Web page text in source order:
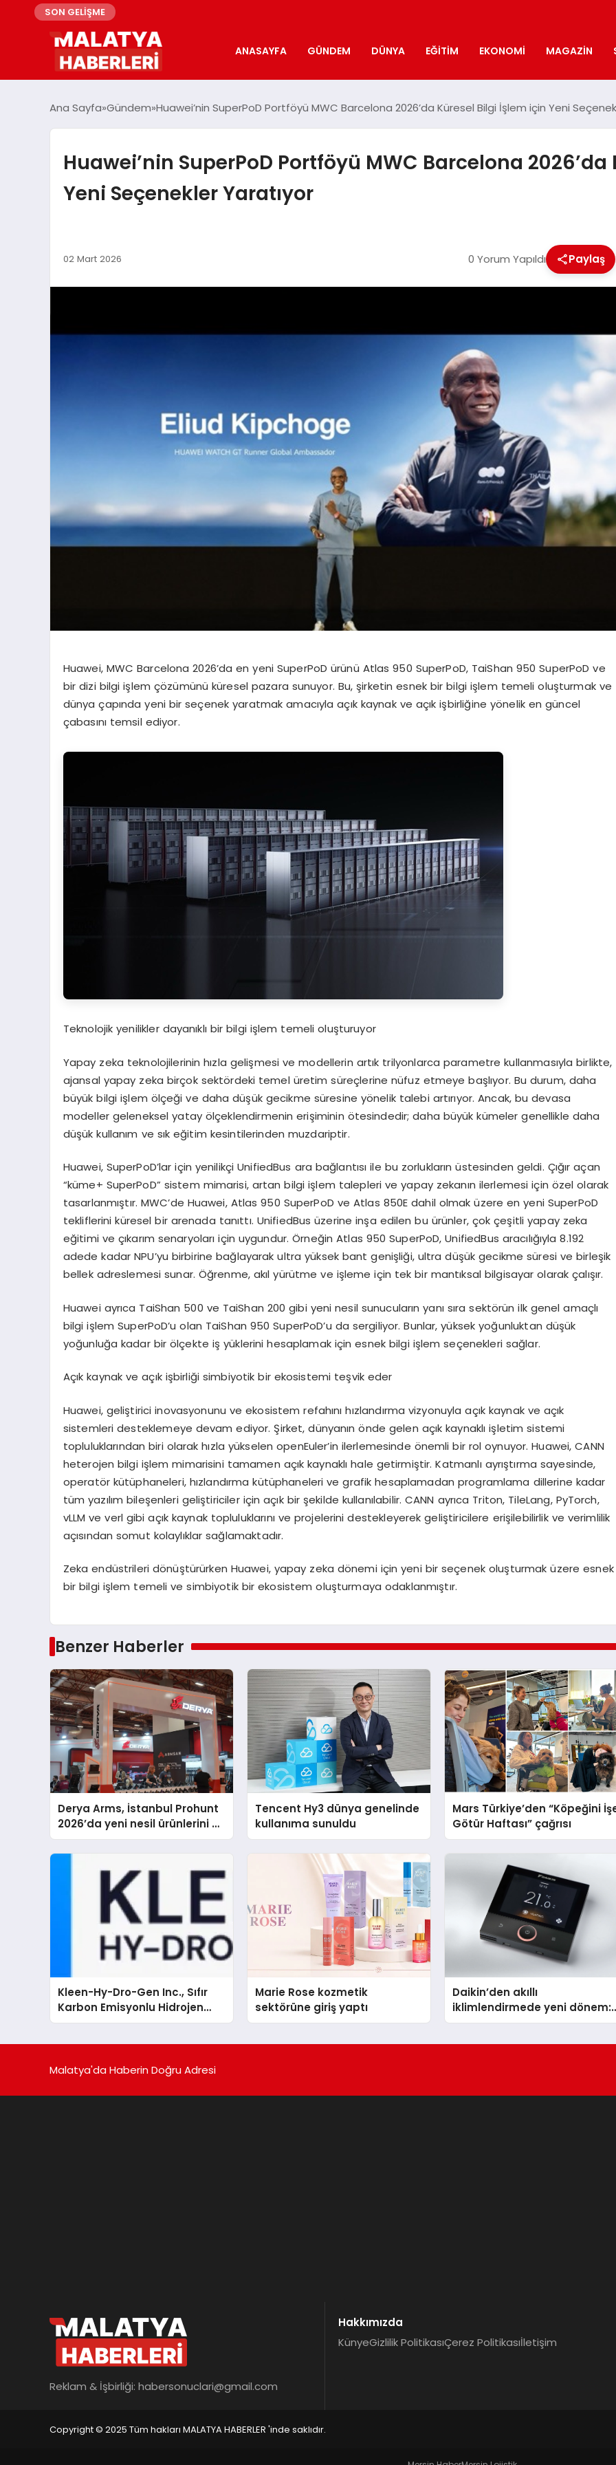
SON GELİŞME
ANASAYFA GÜNDEM DÜNYA EĞITIM EKONOMI MAGAZIN
Ana Sayfa Gündem Huawei’nin SuperPoD Portföyü MWC Barcelona 2026’da Küresel Bilgi İşlem için Yeni
Huawei’nin SuperPoD Portföyü MWC Barcelona
Yeni Seçenekler Yaratıyor
02 Mart 2026 0 Yorum Yapıldı Paylaş
Huawei, MWC Barcelona 2026’da en yeni SuperPoD ürünü Atlas 950 SuperPoD, TaiShan 950 SuperPoD ve
bir dizi bilgi işlem çözümünü küresel pazara sunuyor. Bu, şirketin esnek bir bilgi işlem temeli oluşturmak ve
dünya çapında yeni bir seçenek yaratmak amacıyla açık kaynak ve açık işbirliğine yönelik en güncel
çabasını temsil ediyor.
Teknolojik yenilikler dayanıklı bir bilgi işlem temeli oluşturuyor
Yapay zeka teknolojilerinin hızla gelişmesi ve modellerin artık trilyonlarca parametre kullanmasıyla birlikte,
ajansal yapay zeka birçok sektördeki temel üretim süreçlerine nüfuz etmeye başlıyor. Bu durum, daha
büyük bilgi işlem ölçeği ve daha düşük gecikme süresine yönelik talebi artırıyor. Ancak, bu devasa
modeller geleneksel yatay ölçeklendirmenin erişiminin ötesindedir; daha büyük kümeler genellikle daha
düşük kullanım ve sık eğitim kesintilerinden muzdariptir.
Huawei, SuperPoD’lar için yenilikçi UnifiedBus ara bağlantısı ile bu zorlukların üstesinden geldi. Çığır açan
“küme+ SuperPoD” sistem mimarisi, artan bilgi işlem talepleri ve yapay zekanın ilerlemesi için özel olarak
tasarlanmıştır. MWC’de Huawei, Atlas 950 SuperPoD ve Atlas 850E dahil olmak üzere en yeni SuperPoD
tekliflerini küresel bir arenada tanıttı. UnifiedBus üzerine inşa edilen bu ürünler, çok çeşitli yapay zeka
eğitimi ve çıkarım senaryoları için uygundur. Örneğin Atlas 950 SuperPoD, UnifiedBus aracılığıyla 8.192
adede kadar NPU’yu birbirine bağlayarak ultra yüksek bant genişliği, ultra düşük gecikme süresi ve birleşik
bellek adreslemesi sunar. Öğrenme, akıl yürütme ve işleme için tek bir mantıksal bilgisayar olarak çalışır.
Huawei ayrıca TaiShan 500 ve TaiShan 200 gibi yeni nesil sunucuların yanı sıra sektörün ilk genel amaçlı
bilgi işlem SuperPoD’u olan TaiShan 950 SuperPoD’u da sergiliyor. Bunlar, yüksek yoğunluktan düşük
yoğunluğa kadar bir ölçekte iş yüklerini hesaplamak için esnek bilgi işlem seçenekleri sağlar.
Açık kaynak ve açık işbirliği simbiyotik bir ekosistemi teşvik eder
Huawei, geliştirici inovasyonunu ve ekosistem refahını hızlandırma vizyonuyla açık kaynak ve açık
sistemleri desteklemeye devam ediyor. Şirket, dünyanın önde gelen açık kaynaklı işletim sistemi
topluluklarından biri olarak hızla yükselen openEuler’in ilerlemesinde önemli bir rol oynuyor. Huawei, CANN
heterojen bilgi işlem mimarisini tamamen açık kaynaklı hale getirmiştir. Katmanlı ayrıştırma sayesinde,
operatör kütüphaneleri, hızlandırma kütüphaneleri ve grafik hesaplamadan programlama dillerine kadar
tüm yazılım bileşenleri geliştiriciler için açık bir şekilde kullanılabilir. CANN ayrıca Triton, TileLang, PyTorch,
vLLM ve verl gibi açık kaynak topluluklarını ve projelerini destekleyerek geliştiricilere erişilebilirlik ve verimlilik
açısından somut kolaylıklar sağlamaktadır.
Zeka endüstrileri dönüştürürken Huawei, yapay zeka dönemi için yeni bir seçenek oluşturmak üzere esnek
bir bilgi işlem temeli ve simbiyotik bir ekosistem oluşturmaya odaklanmıştır.
Benzer Haberler
Derya Arms, İstanbul Prohunt
2026’da yeni nesil ürünlerini ve
global marka vizyonunu
sergiledi
Tencent Hy3 dünya genelinde
kullanıma sunuldu
Mars Türkiye’den “Köpeğini
Götür Haftası” çağrısı
Kleen-Hy-Dro-Gen Inc., Sıfır
Karbon Emisyonlu Hidrojen
Isıtma Teknolojisinde ISO ve
Marie Rose kozmetik
sektörüne giriş yaptı
Daikin’den akıllı
iklimlendirmede yeni dönem:
Madoka Plus Türkiye’de
Malatya'da Haberin Doğru Adresi
Reklam & İşbirliği: habersonuclari@gmail.com
Hakkımızda
KünyeGizlilik PolitikasıÇerez Politikasıİletişim
Copyright © 2025 Tüm hakları MALATYA HABERLER 'inde saklıdır.